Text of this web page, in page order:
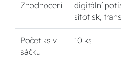
Zhodnocení
digitální
sítotisk,
Počet ks v
sáčku
10 ks